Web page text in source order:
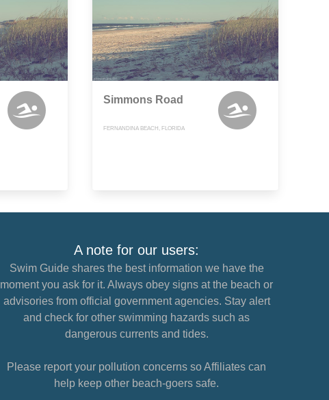
Simmons Road
FERNANDINA BEACH, FLORIDA
A note for our users:
Swim Guide shares the best information we have the
moment you ask for it. Always obey signs at the beach or
advisories from official government agencies. Stay alert
and check for other swimming hazards such as
dangerous currents and tides.
Please report your pollution concerns so Affiliates can
help keep other beach-goers safe.